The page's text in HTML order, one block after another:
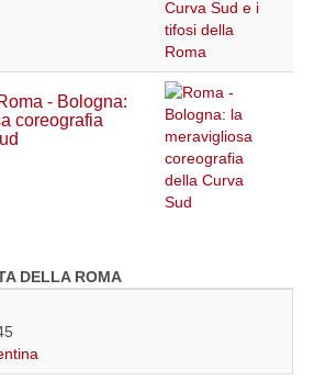
- Bologna:
coreografia
DELLA ROMA